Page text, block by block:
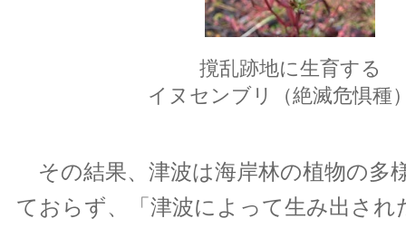
撹乱跡地に生育する
イヌセンブリ（絶滅危惧種
その結果、津波は海岸林の植物の多
ておらず、「津波によって生み出され